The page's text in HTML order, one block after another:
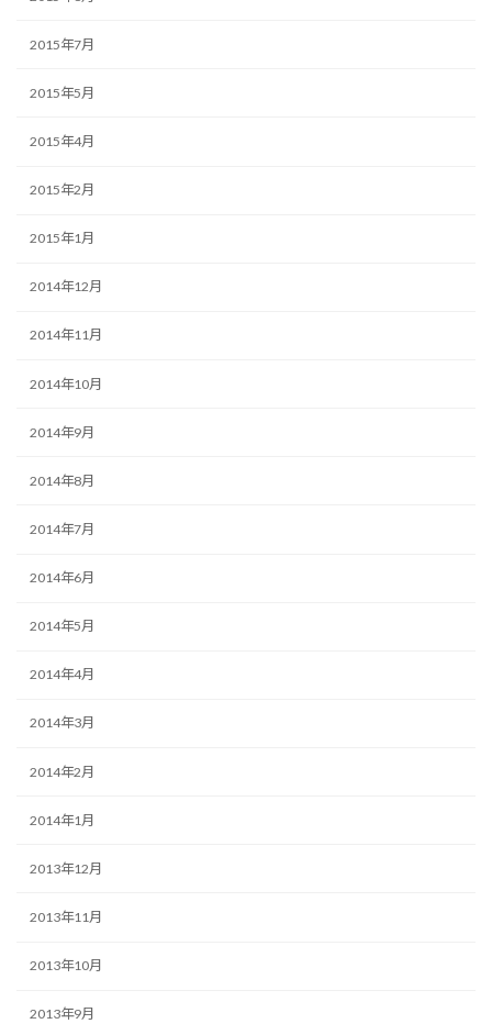
2015年7月
2015年5月
2015年4月
2015年2月
2015年1月
2014年12月
2014年11月
2014年10月
2014年9月
2014年8月
2014年7月
2014年6月
2014年5月
2014年4月
2014年3月
2014年2月
2014年1月
2013年12月
2013年11月
2013年10月
2013年9月